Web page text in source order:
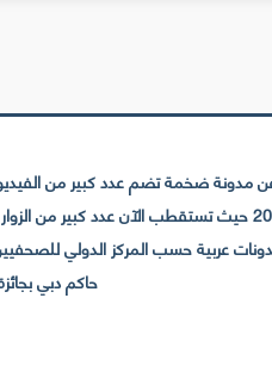
مدونة ضخمة تضم عدد كبير من
حاكم دبي بجائزة رواد